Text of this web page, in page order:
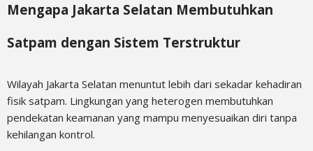
Mengapa Jakarta Selatan Membutuhkan
Satpam dengan Sistem Terstruktur
Wilayah Jakarta Selatan menuntut lebih dari sekadar kehadiran
fisik satpam. Lingkungan yang heterogen membutuhkan
pendekatan keamanan yang mampu menyesuaikan diri tanpa
kehilangan kontrol.